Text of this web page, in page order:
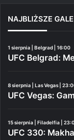
NAJBLIŻSZE
1 sierpnia | Belgrad | 16:00
UFC Belgrad:
8 sierpnia | Las Vegas |
UFC Vegas:
15 sierpnia | Filadelfia |
UFC 330: